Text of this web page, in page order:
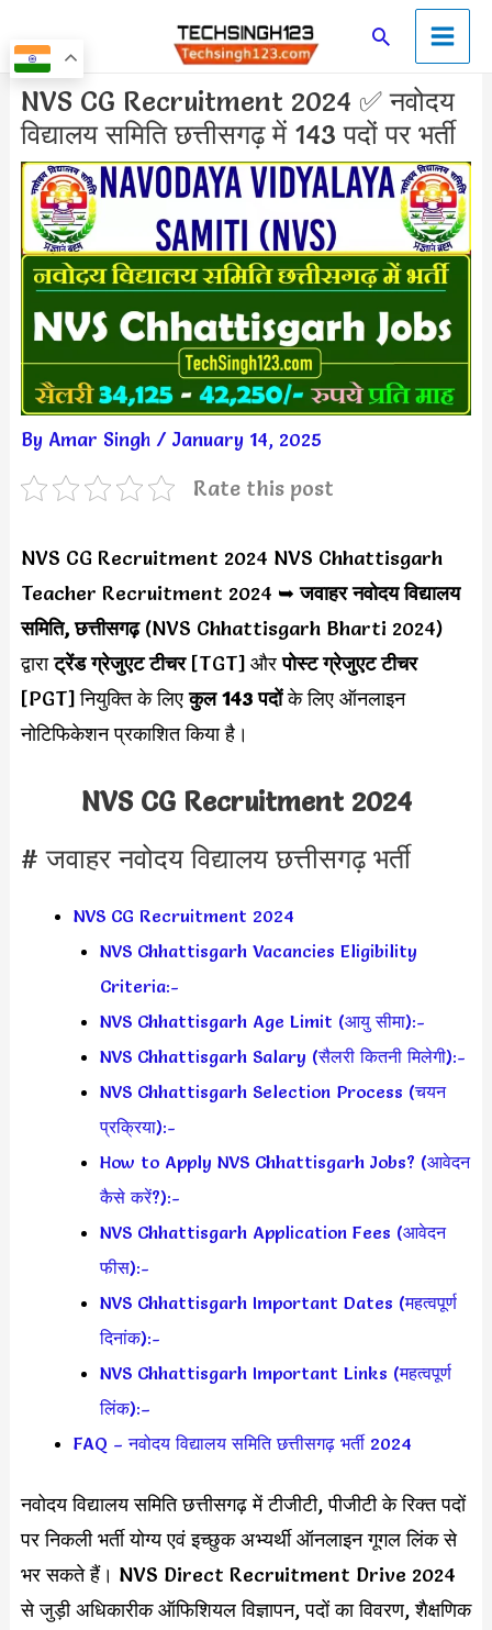
to
content
SearchMain
Menu
NVS CG Recruitment 2024 ✅ नवोदय
विद्यालय समिति छत्तीसगढ़ में 143 पदों पर भर्ती
By Amar Singh / January 14, 2025
Rate this post
NVS CG Recruitment 2024 NVS Chhattisgarh
Teacher Recruitment 2024 ➥जवाहर नवोदय विद्यालय
समिति, छत्तीसगढ़ (NVS Chhattisgarh Bharti 2024)
द्वाराट्रेंड ग्रेजुएट टीचर [TGT] औरपोस्ट ग्रेजुएट टीचर
[PGT] नियुक्ति के लिएकुल 143 पदोंके लिए ऑनलाइन
नोटिफिकेशन प्रकाशित किया है।
NVS CG Recruitment 2024
# जवाहर नवोदय विद्यालय छत्तीसगढ़ भर्ती
NVS CG Recruitment 2024
NVS Chhattisgarh Vacancies Eligibility
Criteria:-
NVS Chhattisgarh Age Limit (आयु सीमा):-
NVS Chhattisgarh Salary (सैलरी कितनी मिलेगी):-
NVS Chhattisgarh Selection Process (चयन
प्रक्रिया):-
How to Apply NVS Chhattisgarh Jobs? (आवेदन
कैसे करें?):-
NVS Chhattisgarh Application Fees (आवेदन
फीस):-
NVS Chhattisgarh Important Dates (महत्वपूर्ण
दिनांक):-
NVS Chhattisgarh Important Links (महत्वपूर्ण
लिंक):–
FAQ – नवोदय विद्यालय समिति छत्तीसगढ़ भर्ती 2024
नवोदय विद्यालय समिति छत्तीसगढ़ में टीजीटी, पीजीटी के रिक्त पदों
पर निकली भर्ती योग्य एवं इच्छुक अभ्यर्थी ऑनलाइन गूगल लिंक से
भर सकते हैं। NVS Direct Recruitment Drive 2024
से जुड़ी अधिकारीक ऑफिशियल विज्ञापन, पदों का विवरण, शैक्षणिक
Post
navigation